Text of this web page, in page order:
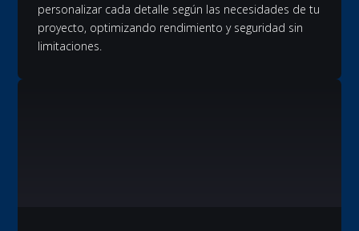
personalizar cada detalle según las necesidades de tu
proyecto, optimizando rendimiento y seguridad sin
limitaciones.